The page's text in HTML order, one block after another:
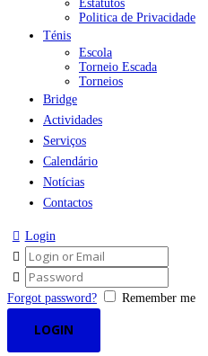
Estatutos
Politica de Privacidade
Ténis
Escola
Torneio Escada
Torneios
Bridge
Actividades
Serviços
Calendário
Notícias
Contactos
Login
Forgot password? Remember me